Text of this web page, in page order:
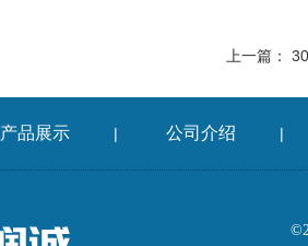
上一篇：
产品展示 | 公司介绍 |